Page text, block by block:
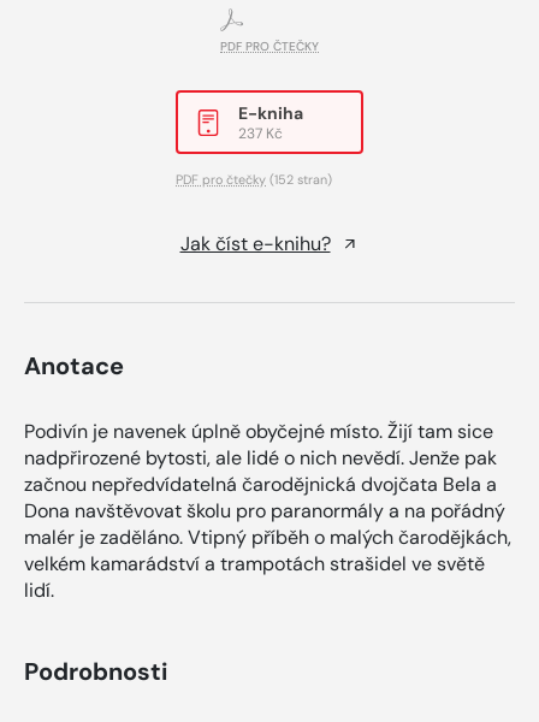
PDF PRO ČTEČKY
E-kniha
237 Kč
PDF pro čtečky (152 stran)
Jak číst e-knihu?
Anotace
Podivín je navenek úplně obyčejné místo. Žijí tam sice
nadpřirozené bytosti, ale lidé o nich nevědí. Jenže pak
začnou nepředvídatelná čarodějnická dvojčata Bela a
Dona navštěvovat školu pro paranormály a na pořádný
malér je zaděláno. Vtipný příběh o malých čarodějkách,
velkém kamarádství a trampotách strašidel ve světě
lidí.
Podrobnosti